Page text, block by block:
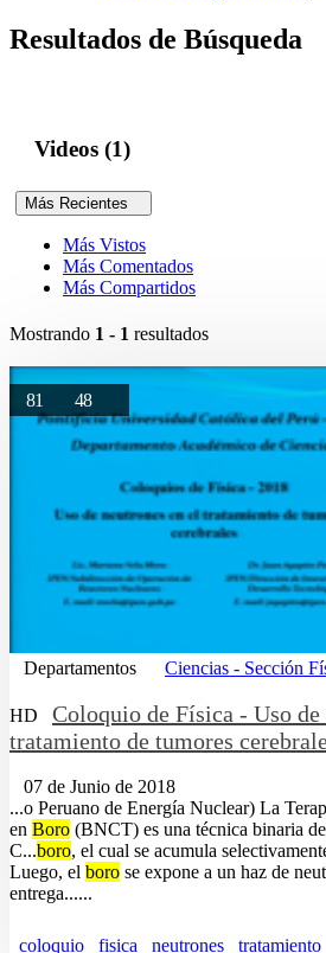
Resultados de Búsqueda
Videos (1)
Más Recientes
Más Vistos
Más Comentados
Más Compartidos
Mostrando 1 - 1 resultados
81 48
Departamentos Ciencias - Sección
HD
Coloquio de Física - Uso de
tratamiento de tumores
07 de Junio de 2018
...o Peruano de Energía Nuclear) La
en Boro (BNCT) es una técnica binaria
C...boro, el cual se acumula
Luego, el boro se expone a un haz de
entrega......
coloquio fisica neutrones tratamiento